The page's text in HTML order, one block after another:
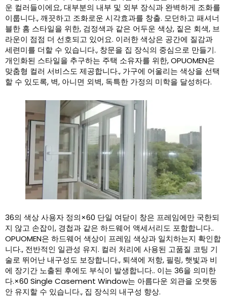
운 컬러들이에요, 대부분의 내부 및 외부 장식과 완벽하게 조화를
이룹니다., 깨끗하고 조화로운 시각효과를 창출. 모던하고 패셔너
블한 홈 스타일을 위한, 검정색과 같은 어두운 색상, 짙은 회색, 브
라운이 점점 더 선호되고 있어요. 이러한 색상은 공간에 질감과
세련미를 더할 수 있습니다., 창문을 집 장식의 중심으로 만들기.
개인화된 스타일을 추구하는 주택 소유자를 위한, OPUOMEN은
맞춤형 컬러 서비스도 제공합니다., 가구에 어울리는 색상을 선택
할 수 있도록, 벽, 아니면 외벽, 독특한 가정의 미학을 달성하다.
36의 색상 사용자 정의×60 단일 여닫이 창은 프레임에만 국한되
지 않고 손잡이, 경첩과 같은 하드웨어 액세서리도 포함합니다..
OPUOMEN은 하드웨어 색상이 프레임 색상과 일치하는지 확인합
니다., 전반적인 일관성 유지. 컬러 처리에 사용된 고품질 코팅 기
술로 뛰어난 내구성도 보장합니다., 퇴색에 저항, 필링, 햇빛과 비
에 장기간 노출된 후에도 부식이 발생합니다.. 이는 36을 의미한
다.×60 Single Casement Window는 아름다운 외관을 오랫동
안 유지할 수 있습니다., 집 장식의 내구성 향상.